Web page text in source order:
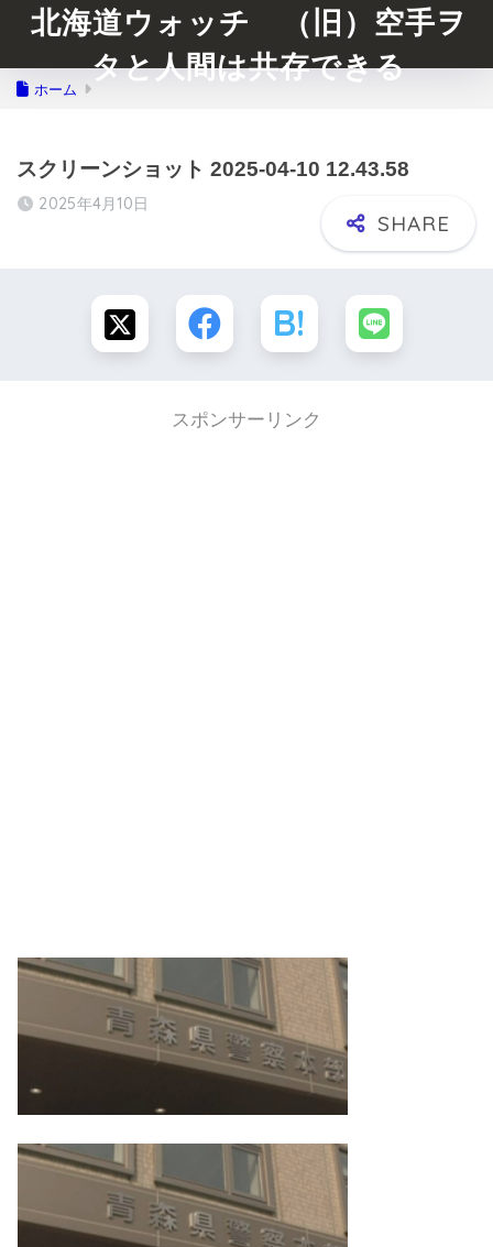
北海道ウォッチ （旧）空手ヲ
タと人間は共存できる
ホーム
スクリーンショット 2025-04-10 12.43.58
2025年4月10日
スポンサーリンク